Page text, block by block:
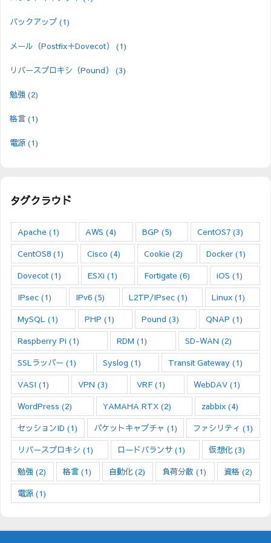
バックアップ (1)
メール（Postfix＋Dovecot） (1)
リバースプロキシ（Pound） (3)
勉強 (2)
格言 (1)
電源 (1)
タグクラウド
Apache (1) AWS (4) BGP (5) CentOS7 (3)
CentOS8 (1) Cisco (4) Cookie (2) Docker (1)
Dovecot(1) ESXi (1) Fortigate (6) iOS (1)
IPsec (1) IPv6 (5) L2TP/IPsec (1) Linux (1)
MySQL (1) PHP (1) Pound (3) QNAP (1)
Raspberry Pi (1) RDM (1) SD-WAN (2)
SSLラッパー (1) Syslog (1) Transit Gateway(1)
VASI (1) VPN (3) VRF(1) WebDAV (1)
WordPress (2) YAMAHA RTX(2) zabbix (4)
セッションID (1) パケットキャプチャ (1) ファシリティ (1)
リバースプロキシ (1) ロードバランサ(1) 仮想化 (3)
勉強 (2) 格言 (1) 自動化(2) 負荷分散 (1) 資格(2)
電源 (1)